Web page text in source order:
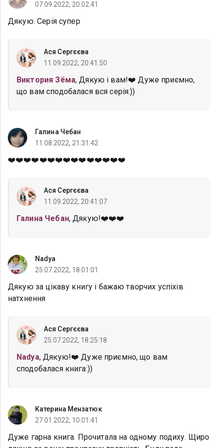
07.09.2022, 20:02:41
Дякую. Серія супер
Ася Сергєєва
11.09.2022, 20:41:50
Виктория Зёма, Дякую і вам!❤️ Дуже приємно,
що вам сподобалася вся серія:))
Галина Чебан
11.08.2022, 21:31:42
❤️❤️❤️❤️❤️❤️❤️❤️❤️❤️❤️❤️❤️❤️❤️
Ася Сергєєва
11.09.2022, 20:41:07
Галина Чебан, Дякую!❤️❤️❤️
Nadya
25.07.2022, 18:01:01
Дякую за цікаву книгу і бажаю творчих успіхів
натхнення
Ася Сергєєва
25.07.2022, 18:25:18
Nadya, Дякую!❤️ Дуже приємно, що вам
сподобалася книга:))
Катерина Мензатюк
27.01.2022, 10:01:41
Дуже гарна книга. Прочитала на одному подиху. Щиро